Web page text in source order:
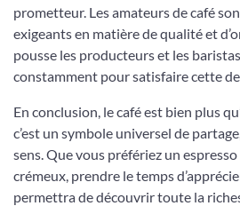
prometteur. Les amateurs de café
exigeants en matière de qualité et
pousse les producteurs et les
constamment pour satisfaire cette
En conclusion, le café est bien plus
c’est un symbole universel de
sens. Que vous préfériez un
crémeux, prendre le temps
permettra de découvrir toute la